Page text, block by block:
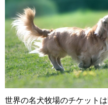
世界の名犬牧場のチケット